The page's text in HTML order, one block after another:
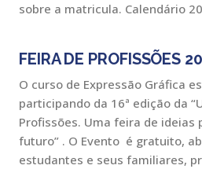
sobre a matricula. Calendário
FEIRA DE PROFISSÕES
O curso de Expressão Gráfica
participando da 16ª edição da
Profissões. Uma feira de ideias
futuro” . O Evento é gratuito,
estudantes e seus familiares,